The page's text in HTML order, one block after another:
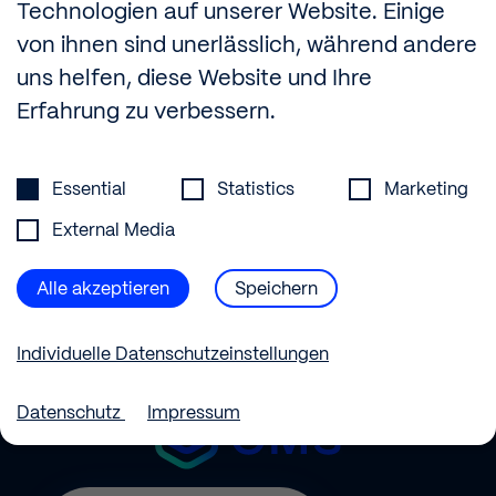
electric
Technologien auf unserer Website. Einige
von ihnen sind unerlässlich, während andere
uns helfen, diese Website und Ihre
Erfahrung zu verbessern.
Essential Statistics Marketing
External Media
Alle akzeptieren Speichern
Individuelle Datenschutzeinstellungen
Datenschutz Impressum
Datenschutzeinstellungen
Hier finden Sie eine Übersicht über alle